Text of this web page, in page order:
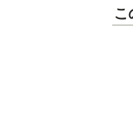
こ